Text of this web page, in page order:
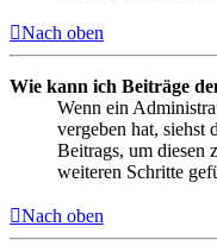
Nach oben
Wie kann ich Beiträge
Wenn ein
vergeben hat, siehst
Beitrags, um diesen
weiteren Schritte
Nach oben